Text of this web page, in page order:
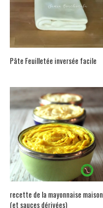
Pâte Feuilletée inversée facile
recette de la mayonnaise maison
(et sauces dérivées)